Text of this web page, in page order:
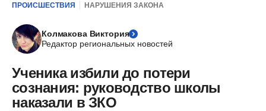
ПРОИСШЕСТВИЯ НАРУШЕНИЯ ЗАКОНА
Колмакова Виктория
Редактор региональных новостей
Ученика избили до потери
сознания: руководство школы
наказали в ЗКО